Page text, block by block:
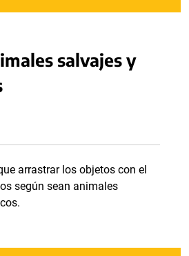
salvajes y
arrastrar los objetos con el
según sean animales